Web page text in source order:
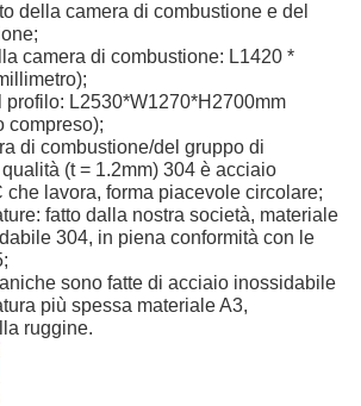
della camera di combustione e del
camera di combustione: L1420 *
profilo: L2530*W1270*H2700mm
compreso);
di combustione/del gruppo di
(t = 1.2mm) 304 è acciaio
lavora, forma piacevole circolare;
fatto dalla nostra società, materiale
304, in piena conformità con le
sono fatte di acciaio inossidabile
più spessa materiale A3,
ruggine.